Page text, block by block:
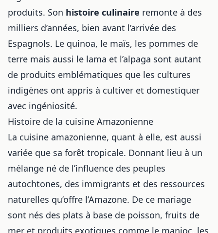
produits. Son histoire culinaire remonte à des
milliers d’années, bien avant l’arrivée des
Espagnols. Le quinoa, le maïs, les pommes de
terre mais aussi le lama et l’alpaga sont autant
de produits emblématiques que les cultures
indigènes ont appris à cultiver et domestiquer
avec ingéniosité.
Histoire de la cuisine Amazonienne
La cuisine amazonienne, quant à elle, est aussi
variée que sa forêt tropicale. Donnant lieu à un
mélange né de l’influence des peuples
autochtones, des immigrants et des ressources
naturelles qu’offre l’Amazone. De ce mariage
sont nés des plats à base de poisson, fruits de
mer et produits exotiques comme le manioc, les